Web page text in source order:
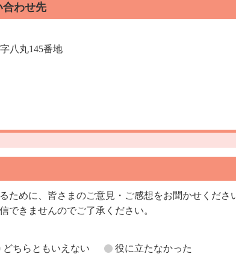
合わせ先
八丸145番地
ために、皆さまのご意見・ご感想をお聞かせくださ
できませんのでご了承ください。
どちらともいえない 役に立たなかった